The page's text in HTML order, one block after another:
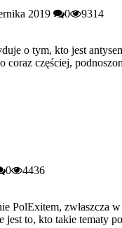
2019 0 9314
o tym, kto jest
coraz częściej,
0 4436
PolExitem,
to, kto takie tematy